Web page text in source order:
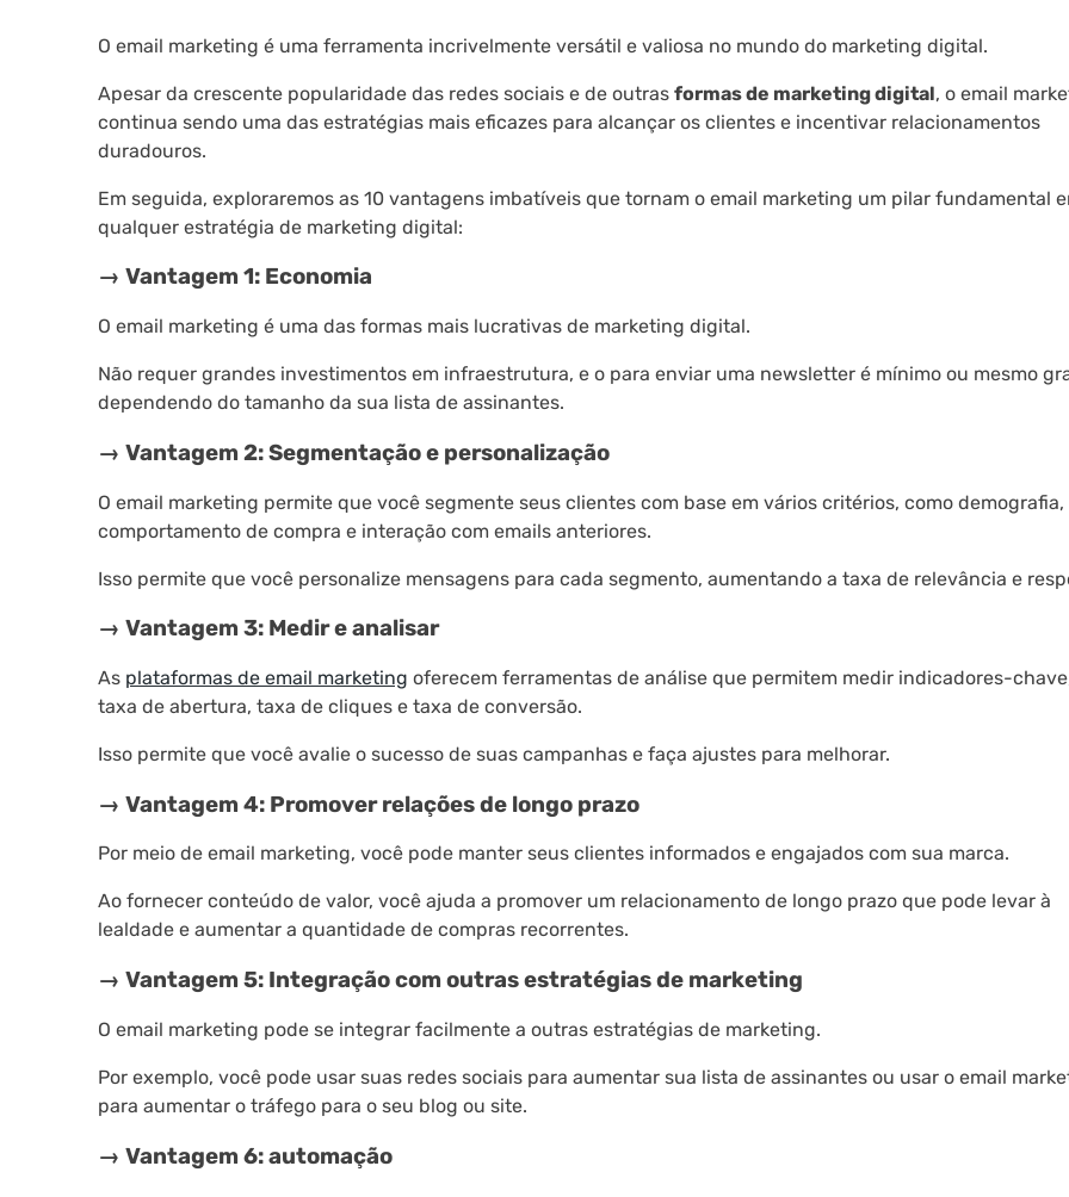
O email marketing é uma ferramenta incrivelmente versátil e valiosa no mundo do marketing digital.
Apesar da crescente popularidade das redes sociais e de outras formas de marketing digital, o email
continua sendo uma das estratégias mais eficazes para alcançar os clientes e incentivar relacionamentos
duradouros.
Em seguida, exploraremos as 10 vantagens imbatíveis que tornam o email marketing um pilar fundamental
qualquer estratégia de marketing digital:
→ Vantagem 1: Economia
O email marketing é uma das formas mais lucrativas de marketing digital.
Não requer grandes investimentos em infraestrutura, e o para enviar uma newsletter é mínimo ou mesmo
dependendo do tamanho da sua lista de assinantes.
→ Vantagem 2: Segmentação e personalização
O email marketing permite que você segmente seus clientes com base em vários critérios, como demografia,
comportamento de compra e interação com emails anteriores.
Isso permite que você personalize mensagens para cada segmento, aumentando a taxa de relevância e
→ Vantagem 3: Medir e analisar
As plataformas de email marketing oferecem ferramentas de análise que permitem medir indicadores-
taxa de abertura, taxa de cliques e taxa de conversão.
Isso permite que você avalie o sucesso de suas campanhas e faça ajustes para melhorar.
→ Vantagem 4: Promover relações de longo prazo
Por meio de email marketing, você pode manter seus clientes informados e engajados com sua marca.
Ao fornecer conteúdo de valor, você ajuda a promover um relacionamento de longo prazo que pode levar à
lealdade e aumentar a quantidade de compras recorrentes.
→ Vantagem 5: Integração com outras estratégias de marketing
O email marketing pode se integrar facilmente a outras estratégias de marketing.
Por exemplo, você pode usar suas redes sociais para aumentar sua lista de assinantes ou usar o email
para aumentar o tráfego para o seu blog ou site.
→ Vantagem 6: automação